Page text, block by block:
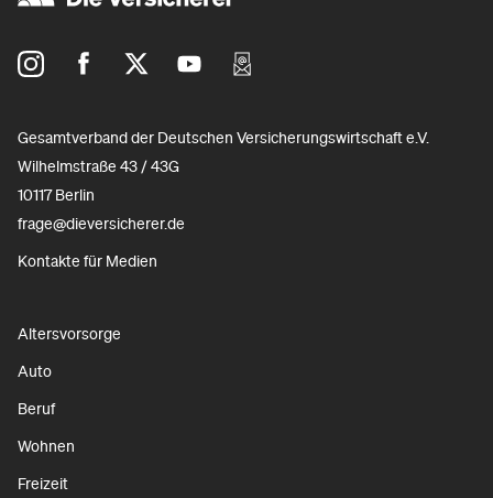
Gesamtverband der Deutschen Versicherungswirtschaft e.V.
Wilhelmstraße 43 / 43G
10117 Berlin
frage@dieversicherer.de
Kontakte für Medien
Altersvorsorge
Auto
Beruf
Wohnen
Freizeit